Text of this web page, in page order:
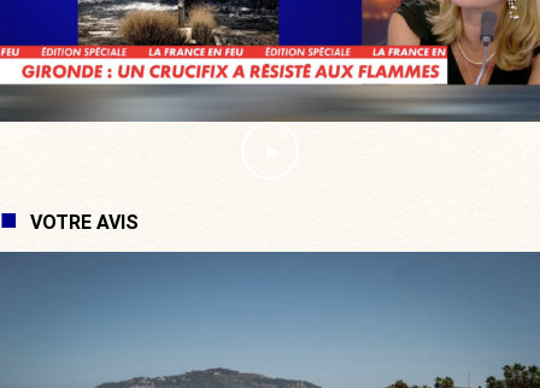
VOTRE AVIS